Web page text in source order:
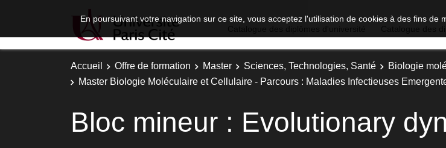
En poursuivant votre navigation sur ce site, vous acceptez l'utilisation de cookies à des fins de
Accueil Offre de formation Master Sciences, Technologies, Santé
Biologie
Master Biologie Moléculaire et Cellulaire - Parcours : Maladies Infectieuses
Bloc mineur : Evolutionary